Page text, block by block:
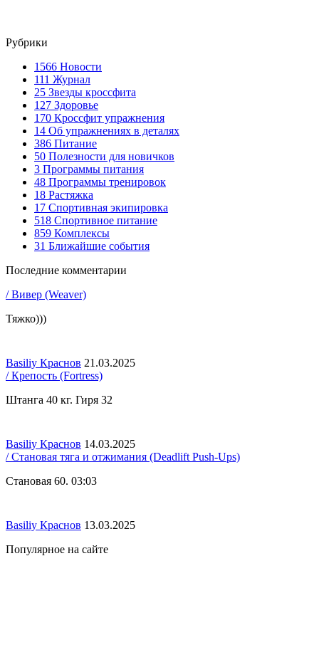
Рубрики
1566 Новости
111 Журнал
25 Звезды кроссфита
127 Здоровье
170 Кроссфит упражнения
14 Об упражнениях в деталях
386 Питание
50 Полезности для новичков
3 Программы питания
48 Программы тренировок
18 Растяжка
17 Спортивная экипировка
518 Спортивное питание
859 Комплексы
31 Ближайшие события
Последние комментарии
/ Вивер (Weaver)
Тяжко)))
Basiliy Краснов 21.03.2025
/ Крепость (Fortress)
Штанга 40 кг. Гиря 32
Basiliy Краснов 14.03.2025
/ Становая тяга и отжимания (Deadlift Push-Ups)
Становая 60. 03:03
Basiliy Краснов 13.03.2025
Популярное на сайте